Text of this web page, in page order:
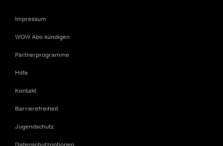
Impressum
WOW Abo kündigen
Partnerprogramme
Hilfe
Kontakt
Barrierefreiheit
Jugendschutz